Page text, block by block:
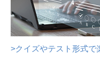
>クイズやテスト形式で